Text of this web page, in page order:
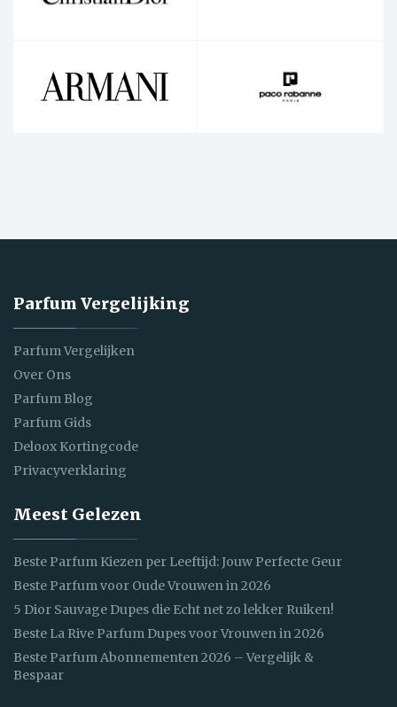
Parfum Vergelijking
Parfum Vergelijken
Over Ons
Parfum Blog
Parfum Gids
Deloox Kortingcode
Privacyverklaring
Meest Gelezen
Beste Parfum Kiezen per Leeftijd: Jouw Perfecte Geur
Beste Parfum voor Oude Vrouwen in 2026
5 Dior Sauvage Dupes die Echt net zo lekker Ruiken!
Beste La Rive Parfum Dupes voor Vrouwen in 2026
Beste Parfum Abonnementen 2026 – Vergelijk &
Bespaar